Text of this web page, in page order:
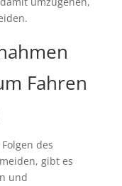
Fahren
des
gibt es
und